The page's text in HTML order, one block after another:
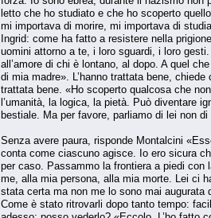
letto che ho studiato e che ho scoperto
mi importava di morire, mi importava di
Ingrid: come ha fatto a resistere nella
uomini attorno a te, i loro sguardi, i loro
all’amore di chi è lontano, al dopo. A quel
di mia madre». L’hanno trattata bene,
trattata bene. «Ho scoperto qualcosa che
l’umanità, la logica, la pietà. Può diventare
bestiale. Ma per favore, parliamo di lei non
Senza avere paura, risponde Montalcini
conta come ciascuno agisce. Io ero sicura
per caso. Passammo la frontiera a piedi
me, alla mia persona, alla mia morte. Lei ci
stata certa ma non me lo sono mai
Come è stato ritrovarli dopo tanto tempo: